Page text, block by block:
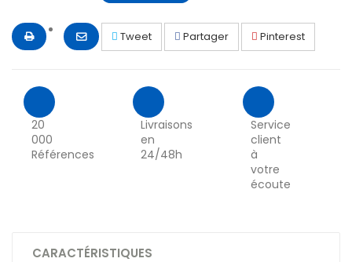
Tweet Partager Pinterest
20
000
Références
Livraisons
en
24/48h
Service
client
à
votre
écoute
CARACTÉRISTIQUES